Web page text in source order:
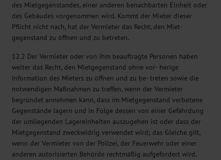
des Mietgegenstandes, einer anderen benachbarten Einheit oder
des Gebäudes vorgenommen wird. Kommt der Mieter dieser
Pflicht nicht nach, hat der Vermieter das Recht, den Miet-
gegenstand zu öffnen und zu betreten.
12.2 Der Vermieter oder von ihm beauftragte Personen haben
weiter das Recht, den Mietgegenstand ohne vor- herige
Information des Mieters zu öffnen und zu be- treten sowie die
notwendigen Maßnahmen zu treffen, wenn der Vermieter
begründet annehmen kann, dass im Mietgegenstand verbotene
Gegenstände lagern und in Folge dessen von einer Gefährdung
der umliegenden Lagereinheiten auszugehen ist oder dass der
Mietgegenstand zweckwidrig verwendet wird; das Gleiche gilt,
wenn der Vermieter von der Polizei, der Feuerwehr oder einer
anderen autorisierten Behörde rechtmäßig aufgefordert wird,